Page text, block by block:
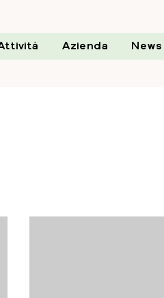
Azienda News